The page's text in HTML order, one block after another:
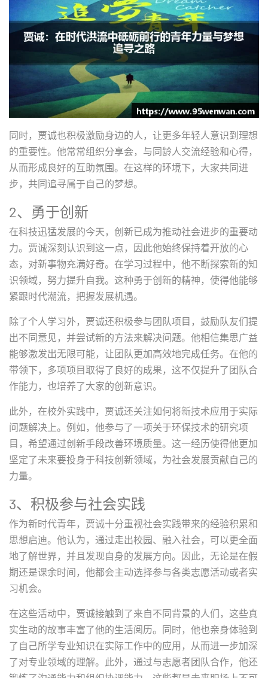
同时，贾诚也积极激励身边的人，让更多年轻人意识到理想
的重要性。他常常组织分享会，与同龄人交流经验和心得，
从而形成良好的互助氛围。在这样的环境下，大家共同进
步，共同追寻属于自己的梦想。
2、勇于创新
在科技迅猛发展的今天，创新已成为推动社会进步的重要动
力。贾诚深刻认识到这一点，因此他始终保持着开放的心
态，对新事物充满好奇。在学习过程中，他不断探索新的知
识领域，努力提升自我。这种勇于创新的精神，使得他能够
紧跟时代潮流，把握发展机遇。
除了个人学习外，贾诚还积极参与团队项目，鼓励队友们提
出不同意见，并尝试新的方法来解决问题。他相信集思广益
能够激发出无限可能，让团队更加高效地完成任务。在他的
带领下，多项项目取得了良好的成果，这不仅提升了团队合
作能力，也培养了大家的创新意识。
此外，在校外实践中，贾诚还关注如何将新技术应用于实际
问题解决上。例如，他参与了一项关于环保技术的研究项
目，希望通过创新手段改善环境质量。这一经历使得他更加
坚定了未来要投身于科技创新领域，为社会发展贡献自己的
力量。
3、积极参与社会实践
作为新时代青年，贾诚十分重视社会实践带来的经验积累和
思想启迪。他认为，通过走出校园、融入社会，可以更全面
地了解世界，并且发现自身的发展方向。因此，无论是在假
期还是课余时间，他都会主动选择参与各类志愿活动或者实
习机会。
在这些活动中，贾诚接触到了来自不同背景的人们，这些真
实生动的故事丰富了他的生活阅历。同时，他也亲身体验到
了自己所学专业知识在实际工作中的应用，从而进一步加深
了对专业领域的理解。此外，通过与志愿者团队合作，他还